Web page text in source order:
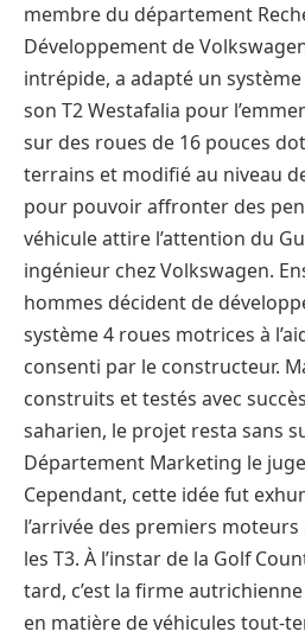
membre du département
Développement de
intrépide, a adapté un
son T2 Westafalia pour
sur des roues de 16 pouces
terrains et modifié au niveau
pour pouvoir affronter des
véhicule attire l’attention du
ingénieur chez Volkswagen.
hommes décident de
système 4 roues motrices à
consenti par le constructeur.
construits et testés avec
saharien, le projet resta sans
Département Marketing le
Cependant, cette idée fut
l’arrivée des premiers
les T3. À l’instar de la Golf
tard, c’est la firme
en matière de véhicules tout-